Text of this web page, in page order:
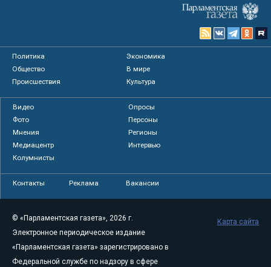
Политика
Экономика
Общество
В мире
Происшествия
Культура
Видео
Опросы
Фото
Персоны
Мнения
Регионы
Медиацентр
Интервью
Колумнисты
Контакты Реклама Вакансии
© «Парламентская газета», 2026 г.
Электронное периодическое издание
«Парламентская газета» зарегистрировано в
Федеральной службе по надзору в сфере
Карта сайта